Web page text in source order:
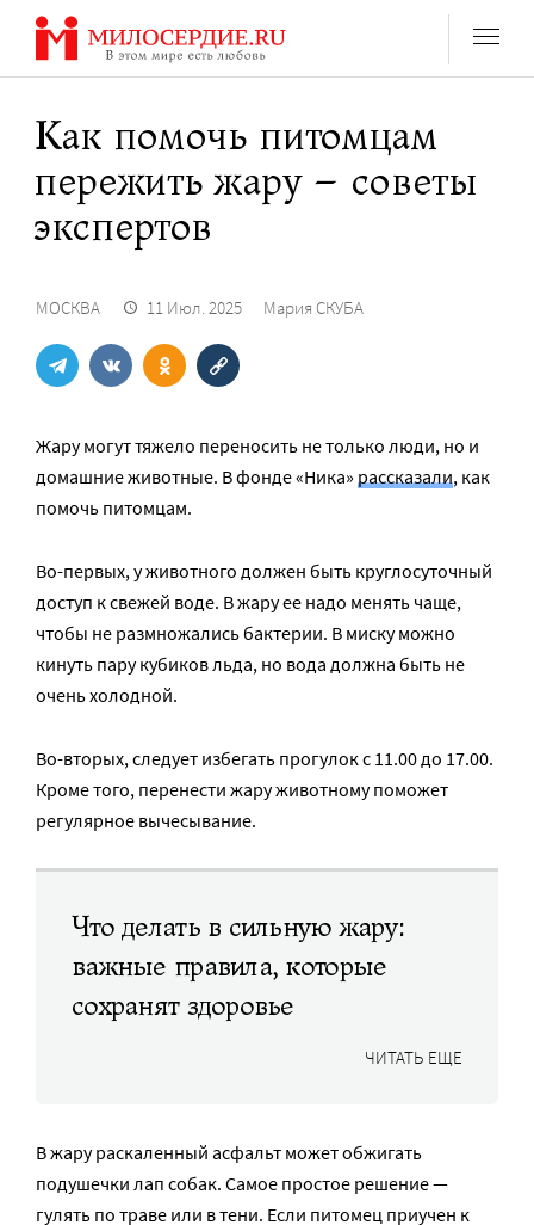
Перейти
содержанию
Как помочь питомцам
пережить жару – советы
экспертов
МОСКВА 11 Июл. 2025 Мария СКУБА
Жару могут тяжело переносить не только люди, но и
домашние животные. В фонде «Ника» рассказали, как
помочь питомцам.
Во-первых, у животного должен быть круглосуточный
доступ к свежей воде. В жару ее надо менять чаще,
чтобы не размножались бактерии. В миску можно
кинуть пару кубиков льда, но вода должна быть не
очень холодной.
Во-вторых, следует избегать прогулок с 11.00 до 17.00.
Кроме того, перенести жару животному поможет
регулярное вычесывание.
Что делать в сильную жару:
важные правила, которые
сохранят здоровье
ЧИТАТЬ ЕЩЕ
В жару раскаленный асфальт может обжигать
подушечки лап собак. Самое простое решение —
гулять по траве или в тени. Если питомец приучен к